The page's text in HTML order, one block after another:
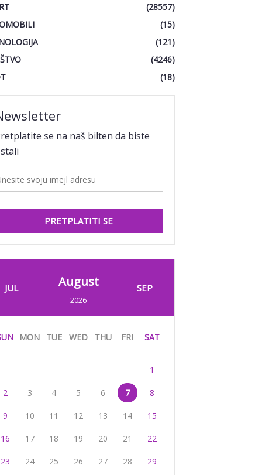
(28557)
(15)
(121)
(4246)
(18)
se na naš bilten da biste
PRETPLATITI SE
JUL August
2026
SEP
MON TUE WED THU FRI SAT
1
2 3 4 5 6 7 8
9 10 11 12 13 14 15
16 17 18 19 20 21 22
23 24 25 26 27 28 29